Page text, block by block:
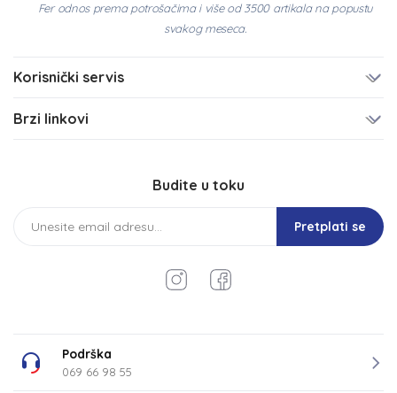
Fer odnos prema potrošačima i više od 3500 artikala na popustu
svakog meseca.
Korisnički servis
Brzi linkovi
Budite u toku
Pretplati se
Podrška
069 66 98 55